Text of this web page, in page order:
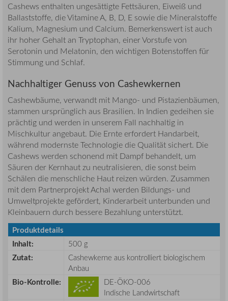
Cashews enthalten ungesättigte Fettsäuren, Eiweiß und
Ballaststoffe, die Vitamine A, B, D, E sowie die Mineralstoffe
Kalium, Magnesium und Calcium. Bemerkenswert ist auch
ihr hoher Gehalt an Tryptophan, einer Vorstufe von
Serotonin und Melatonin, den wichtigen Botenstoffen für
Stimmung und Schlaf.
Nachhaltiger Genuss von Cashewkernen
Cashewbäume, verwandt mit Mango- und Pistazienbäumen,
stammen ursprünglich aus Brasilien. In Indien gedeihen sie
prächtig und werden in unserem Fall nachhaltig in
Mischkultur angebaut. Die Ernte erfordert Handarbeit,
während modernste Technologie die Qualität sichert. Die
Cashews werden schonend mit Dampf behandelt, um
Säuren der Kernhaut zu neutralisieren, die sonst beim
Schälen die menschliche Haut reizen würden. Zusammen
mit dem Partnerprojekt Achal werden Bildungs- und
Umweltprojekte gefördert, Kinderarbeit unterbunden und
Kleinbauern durch bessere Bezahlung unterstützt.
Produktdetails
Inhalt:
500 g
Zutat:
Cashewkerne aus kontrolliert biologischem
Anbau
Bio-Kontrolle:
DE-ÖKO-006
Indische Landwirtschaft